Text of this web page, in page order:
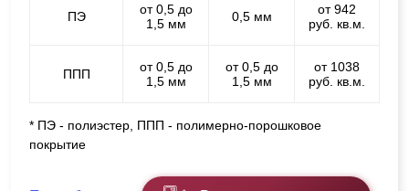
ПЭ
от 0,5 до
1,5 мм
0,5 мм
от 942
руб. кв.м.
ППП
от 0,5 до
1,5 мм
от 0,5 до
1,5 мм
от 1038
руб. кв.м.
* ПЭ - полиэстер, ППП - полимерно-порошковое
покрытие